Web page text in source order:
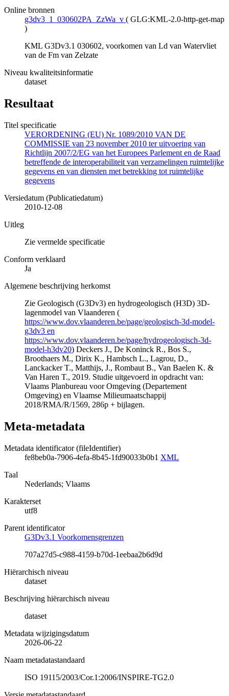
Online bronnen
g3dv3_1_030602PA_ZzWa_v ( GLG:KML-2.0-http-get-map
)
KML G3Dv3.1 030602, voorkomen van Ld van Watervliet
van de Fm van Zelzate
Niveau kwaliteitsinformatie
dataset
Resultaat
Titel specificatie
VERORDENING (EU) Nr. 1089/2010 VAN DE
COMMISSIE van 23 november 2010 ter uitvoering van
Richtlijn 2007/2/EG van het Europees Parlement en de Raad
betreffende de interoperabiliteit van verzamelingen ruimtelijke
gegevens en van diensten met betrekking tot ruimtelijke
gegevens
Versiedatum (Publicatiedatum)
2010-12-08
Uitleg
Zie vermelde specificatie
Conform verklaard
Ja
Algemene beschrijving herkomst
Zie Geologisch (G3Dv3) en hydrogeologisch (H3D) 3D-
lagenmodel van Vlaanderen (
https://www.dov.vlaanderen.be/page/geologisch-3d-model-
g3dv3 en
https://www.dov.vlaanderen.be/page/hydrogeologisch-3d-
model-h3dv20) Deckers J., De Koninck R., Bos S.,
Broothaers M., Dirix K., Hambsch L., Lagrou, D.,
Lanckacker T., Matthijs, J., Rombaut B., Van Baelen K. &
Van Haren T., 2019. Studie uitgevoerd in opdracht van:
Vlaams Planbureau voor Omgeving (Departement
Omgeving) en Vlaamse Milieumaatschappij
2018/RMA/R/1569, 286p + bijlagen.
Meta-metadata
Metadata identificator (fileIdentifier)
fe8beb0a-7906-4efa-8b45-1fd90033b0b1 XML
Taal
Nederlands; Vlaams
Karakterset
utf8
Parent identificator
G3Dv3.1 Voorkomensgrenzen
707a27d5-c988-4159-b70d-1eebaa2b6d9d
Hiërarchisch niveau
dataset
Beschrijving hiërarchisch niveau
dataset
Metadata wijzigingsdatum
2026-06-22
Naam metadatastandaard
ISO 19115/2003/Cor.1:2006/INSPIRE-TG2.0